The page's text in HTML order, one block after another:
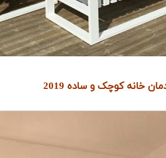
خانه کوچک و ساده 2019